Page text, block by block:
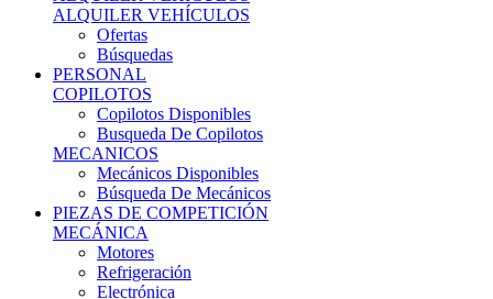
ALQUILER VEHÍCULOS
Ofertas
Búsquedas
PERSONAL
COPILOTOS
Copilotos Disponibles
Busqueda De Copilotos
MECANICOS
Mecánicos Disponibles
Búsqueda De Mecánicos
PIEZAS DE COMPETICIÓN
MECÁNICA
Motores
Refrigeración
Electrónica